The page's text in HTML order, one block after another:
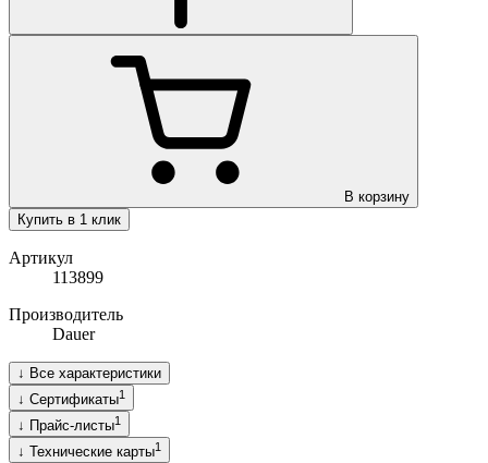
В корзину
Купить в 1 клик
Артикул
113899
Производитель
Dauer
↓ Все характеристики
↓ Сертификаты1
↓ Прайс-листы1
↓ Технические карты1